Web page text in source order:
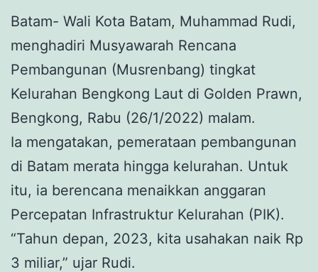
Batam- Wali Kota Batam, Muhammad Rudi,
menghadiri Musyawarah Rencana
Pembangunan (Musrenbang) tingkat
Kelurahan Bengkong Laut di Golden Prawn,
Bengkong, Rabu (26/1/2022) malam.
Ia mengatakan, pemerataan pembangunan
di Batam merata hingga kelurahan. Untuk
itu, ia berencana menaikkan anggaran
Percepatan Infrastruktur Kelurahan (PIK).
“Tahun depan, 2023, kita usahakan naik Rp
3 miliar,” ujar Rudi.